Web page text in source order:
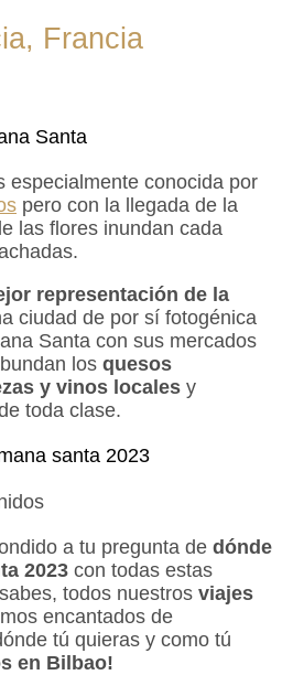
Francia
especialmente conocida por
pero con la llegada de la
las flores inundan cada
representación de la
ciudad de por sí fotogénica
Santa con sus mercados
los quesos
y vinos locales y
toda clase.
a tu pregunta de dónde
2023 con todas estas
todos nuestros viajes
encantados de
tú quieras y como tú
en Bilbao!